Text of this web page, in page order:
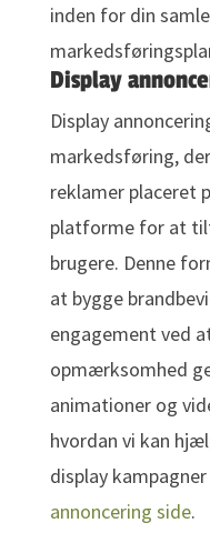
inden for din
Display
Display
markedsføring,
reklamer placeret
platforme for at
brugere. Denne
at bygge
engagement ved
opmærksomhed
animationer og
hvordan vi kan
display
annoncering side.